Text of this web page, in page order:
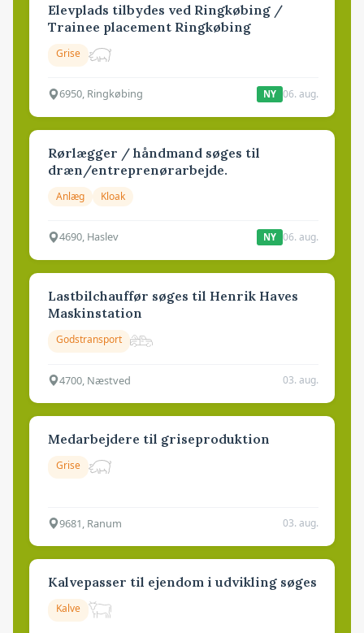
Elevplads tilbydes ved Ringkøbing /
Trainee placement Ringkøbing
Grise
6950, Ringkøbing NY 06. aug.
Rørlægger / håndmand søges til
dræn/entreprenørarbejde.
Anlæg Kloak
4690, Haslev NY 06. aug.
Lastbilchauffør søges til Henrik Haves
Maskinstation
Godstransport
4700, Næstved 03. aug.
Medarbejdere til griseproduktion
Grise
9681, Ranum 03. aug.
Kalvepasser til ejendom i udvikling søges
Kalve